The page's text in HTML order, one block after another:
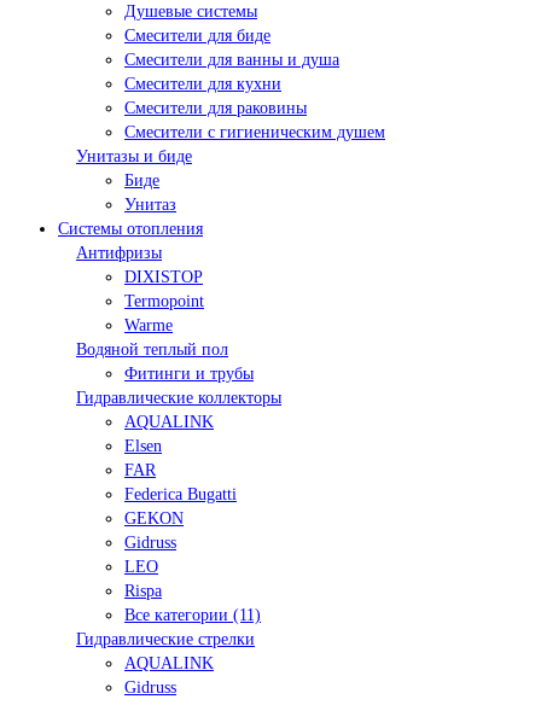
Душевые системы
Смесители для биде
Смесители для ванны и душа
Смесители для кухни
Смесители для раковины
Смесители с гигиеническим душем
Унитазы и биде
Биде
Унитаз
Системы отопления
Антифризы
DIXISTOP
Termopoint
Warme
Водяной теплый пол
Фитинги и трубы
Гидравлические коллекторы
AQUALINK
Elsen
FAR
Federica Bugatti
GEKON
Gidruss
LEO
Rispa
Все категории (11)
Гидравлические стрелки
AQUALINK
Gidruss